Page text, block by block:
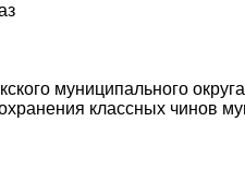
муниципального
классных чинов